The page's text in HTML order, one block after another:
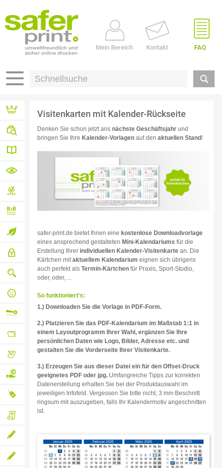
Mein Bereich Kontakt FAQ
Referenzen
Branchen
Druck-
Wissen
von A – Z
Materialübersicht
Profidatencheck
inklusive
Businesslösungen
web-to-
Umweltbewusstsein
Bestell-
Bezahlablauf
von
bis
Versand
qualifizierter
Ansprechpartner
Flexible
Weiterverarbeitung
Absender-,
Rechnungsadressen
Kundenbereich
keine
Wünsche
Auf
Rechnung
bezahlen
Neutraler
Versand
Lieferschein
lassen
Individuelle
Visitenkarten mit Kalender-Rückseite
Denken Sie schon jetzt ans nächste Geschäftsjahr und
bringen Sie Ihre Kalender-Vorlagen auf den aktuellen Stand !
safer-print.de bietet Ihnen eine kostenlose Downloadvorlage
eines ansprechend gestalteten Mini-Kalen­dariums für die
Erstellung Ihrer individuellen Kalender-Visitenkarte an. Die
Kärtchen mitaktuellem Kalendarium eignen sich übrigens
auch perfekt als Termin-Kärtchen für Praxis, Sport-Studio,
oder, oder, ...
So funktioniert's:
1.) Downloaden Sie die Vorlage in PDF-Form.
2.) Platzieren Sie das PDF-Kalendarium im Maßstab 1:1 in
einem Layout­programm Ihrer Wahl, ergänzen Sie Ihre
persönlichen Daten wie Logo, Bilder, Adresse etc. und
gestalten Sie die Vorderseite Ihrer Visitenkarte.
3.) Erzeugen Sie aus dieser Datei ein für den Offset-Druck
geeignetes PDF oder jpg. Umfangreiche Tipps zur korrekten
Datenerstellung erhalten Sie bei der Produktauswahl im
jeweiligen Infofeld. Vergessen Sie bitte nicht, 3 mm Beschnitt
ringsum mit auszugeben, falls Ihr Kalendermotiv angeschnitten
ist.